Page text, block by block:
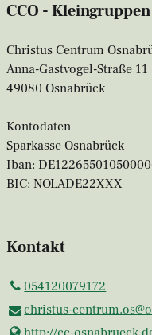
CCO -
Christus Centrum
Anna-Gastvogel-Straße 11
49080 Osnabrück
Kontodaten
Sparkasse Osnabrück
Iban:
BIC: NOLADE22XXX
Kontakt
054120079172
christus-